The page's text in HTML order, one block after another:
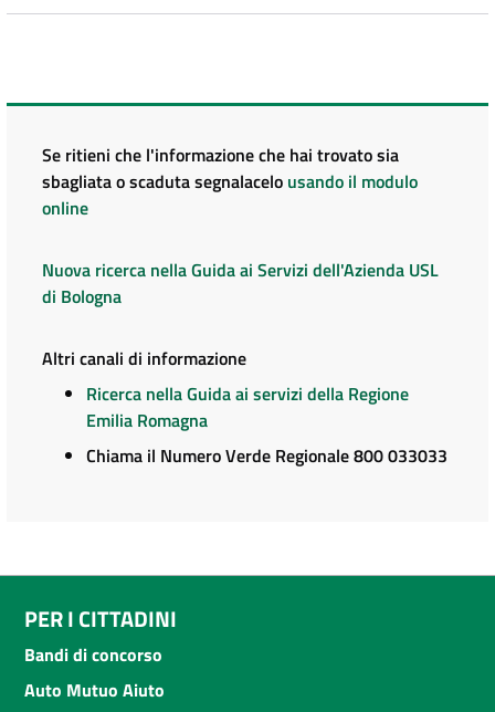
Se ritieni che l'informazione che hai trovato sia
sbagliata o scaduta segnalacelo usando il modulo
online
Nuova ricerca nella Guida ai Servizi dell'Azienda USL
di Bologna
Altri canali di informazione
Ricerca nella Guida ai servizi della Regione
Emilia Romagna
Chiama il Numero Verde Regionale 800 033033
PER I CITTADINI
Bandi di concorso
Auto Mutuo Aiuto